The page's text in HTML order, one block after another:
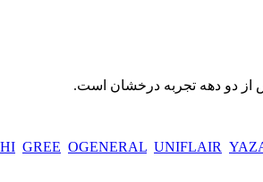
از دو دهه تجربه درخشان است.
GREE OGENERAL UNIFLAIR